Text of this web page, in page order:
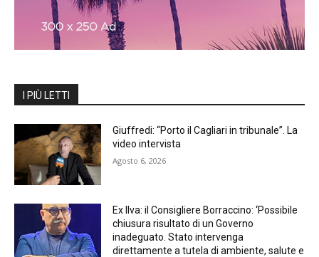
I PIÙ LETTI
Giuffredi: “Porto il Cagliari in tribunale”. La
video intervista
Agosto 6, 2026
Ex Ilva: il Consigliere Borraccino: ‘Possibile
chiusura risultato di un Governo
inadeguato. Stato intervenga
direttamente a tutela di ambiente, salute e